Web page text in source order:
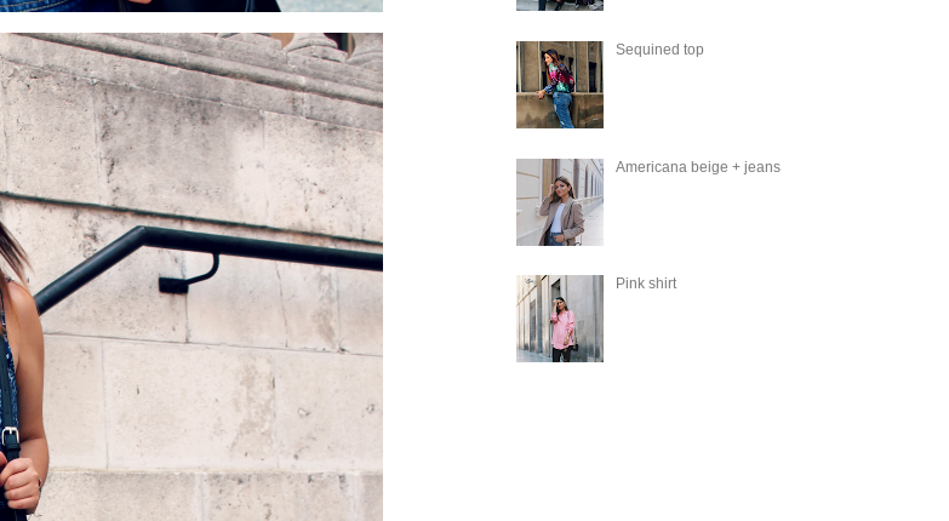
Sequined top
Americana beige + jeans
Pink shirt